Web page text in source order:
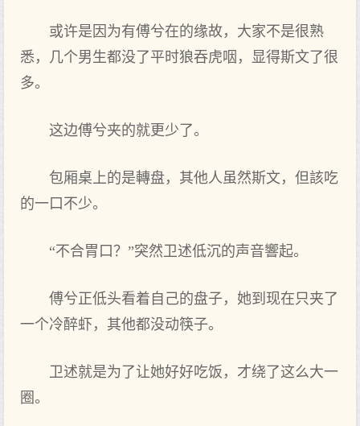
或许是因为有傅兮在的缘故，大家不是很熟
悉，几个男生都没了平时狼吞虎咽，显得斯文了很
多。
这边傅兮夹的就更少了。
包厢桌上的是轉盘，其他人虽然斯文，但該吃
的一口不少。
“不合胃口？”突然卫述低沉的声音響起。
傅兮正低头看着自己的盘子，她到现在只夹了
一个冷醉虾，其他都没动筷子。
卫述就是为了让她好好吃饭，才绕了这么大一
圈。